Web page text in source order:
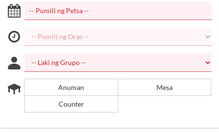
Anuman
Mesa
Counter